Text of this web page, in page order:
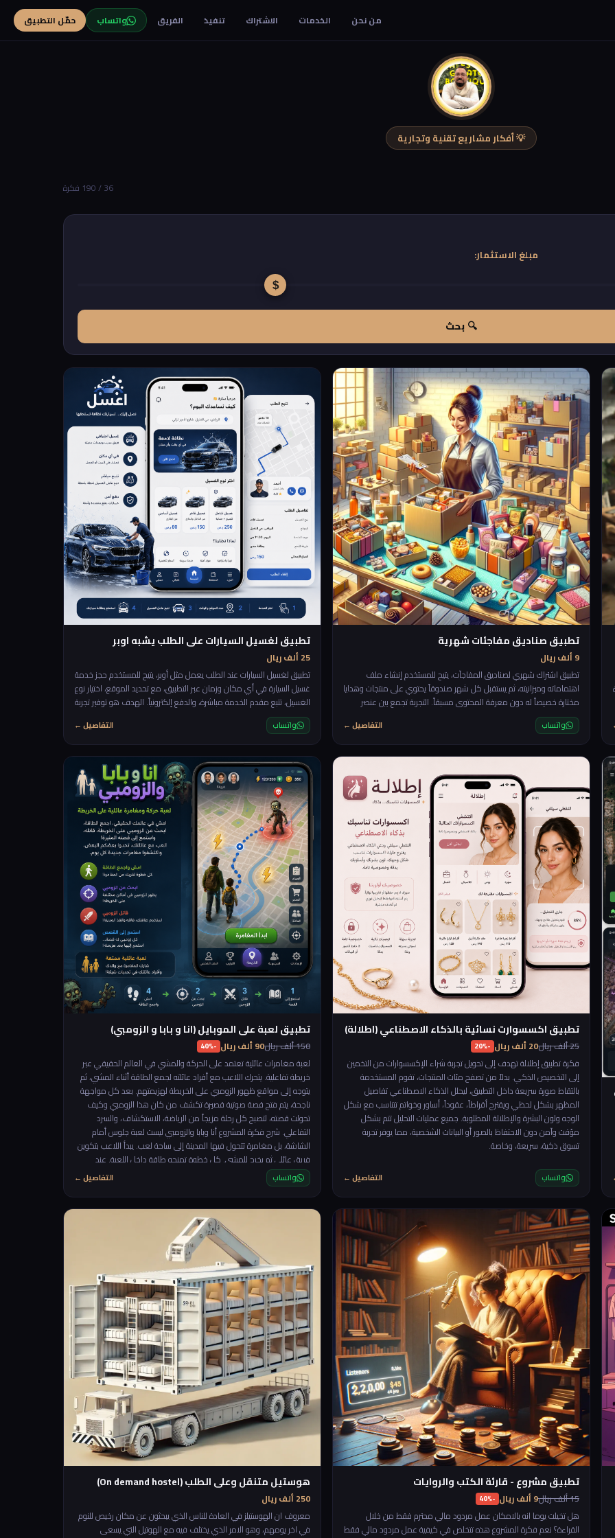
من نحن الخدمات الاشتراك تنفيذ الفريق واتساب حمّل التطبيق
💡 أفكار مشاريع تقنية وتجارية
36 / 190 فكرة
مبلغ الاستثمار:
🔍 بحث
تطبيق صناديق مفاجئات شهرية
9 ألف ريال
تطبيق اشتراك شهري لصناديق المفاجآت، يتيح للمستخدم إنشاء ملف
اهتماماته وميزانيته، ثم يستقبل كل شهر صندوقاً يحتوي على منتجات وهدايا
مختارة خصيصاً له دون معرفة المحتوى مسبقاً. التجربة تجمع بين عنصر
التشويق، التخصيص، ومتعة الاكتشاف، مع إمكانية تقييم الصناديق لتحسين
الاختيارات القادمة. 🎁✨
واتساب التفاصيل ←
تطبيق لغسيل السيارات على الطلب يشبه اوبر
25 ألف ريال
تطبيق لغسيل السيارات عند الطلب يعمل مثل أوبر، يتيح للمستخدم حجز خدمة
غسيل السيارة في أي مكان وزمان عبر التطبيق، مع تحديد الموقع، اختيار نوع
الغسيل، تتبع مقدم الخدمة مباشرة، والدفع إلكترونياً. الهدف هو توفير تجربة
سريعة ومريحة دون الحاجة للذهاب إلى المغسلة.
واتساب التفاصيل ←
تطبيق اكسسوارت نسائية بالذكاء الاصطناعي (اطلالة)
25 ألف ريال 20 ألف ريال -20%
فكرة تطبيق إطلالة تهدف إلى تحويل تجربة شراء الإكسسوارات من التخمين
إلى التخصيص الذكي. بدلاً من تصفح مئات المنتجات، تقوم المستخدمة
بالتقاط صورة سريعة داخل التطبيق، ليحلل الذكاء الاصطناعي تفاصيل
المظهر بشكل لحظي ويقترح أقراطاً، عقوداً، أساور وخواتم تتناسب مع شكل
الوجه ولون البشرة والإطلالة المطلوبة. جميع عمليات التحليل تتم بشكل
مؤقت وآمن دون الاحتفاظ بالصور أو البيانات الشخصية، مما يوفر تجربة
تسوق ذكية، سريعة، وخاصة.
واتساب التفاصيل ←
تطبيق لعبة على الموبايل (انا و بابا و الزومبي)
150 ألف ريال 90 ألف ريال -40%
لعبة مغامرات عائلية تعتمد على الحركة والمشي في العالم الحقيقي عبر
خريطة تفاعلية. يتحرك اللاعب مع أفراد عائلته لجمع الطاقة أثناء المشي، ثم
يتوجه إلى مواقع ظهور الزومبي على الخريطة لهزيمتهم. بعد كل مواجهة
ناجحة، يتم فتح قصة صوتية قصيرة تكشف من كان هذا الزومبي وكيف
تحولت قصته، لتصبح كل رحلة مزيجاً من الرياضة، الاستكشاف، والسرد
التفاعلي. شرح فكرة المشروع أنا وبابا والزومبي ليست لعبة جلوس أمام
الشاشة، بل مغامرة تتحول فيها المدينة إلى ساحة لعب. يبدأ اللاعب بتكوين
فريق عائلي ثم يخرج للمشي. كل خطوة تمنحه طاقة داخل اللعبة. عند
الوصول إلى مستوى طاقة معين يظهر زومبي في موقع جديد على
الخريطة، وعلى الفريق الوصول إليه والقضاء عليه. بعد الانتصار، لا ينتهي
الأمر… بل يبدأ جزء جديد: يتم تشغيل قصة صوتية قصيرة تكشف خلفية ذلك
الزومبي، أسراره، أو رسالته، ثم يظهر تحدٍ جديد في مكان مختلف. اللعبة
تشجع على: 🚶 الحركة اليومية 👨‍👩‍👧 اللعب العائلي 🗺️ استكشاف
الأماكن 🎧 الاستماع للقصص والمغامرات 🏆 تحقيق إنجازات جماعية
واتساب التفاصيل ←
تطبيق مشروع - قارئة الكتب والروايات
15 ألف ريال 9 ألف ريال -40%
هل تخيلت يوما انه بالامكان عمل مردود مالي محترم فقط من خلال
القراءة؟ نعم فكرة المشروع هذه تتخلص في كيفية عمل مردود مالي فقط
هوستيل متنقل وعلى الطلب (On demand hostel)
250 ألف ريال
معروف ان الهوستيلز في العادة للناس الذي يبحثون عن مكان رخيص للنوم
في اخر يومهم، وهو الامر الذي يختلف فيه مع الهوتيل التي يسعى